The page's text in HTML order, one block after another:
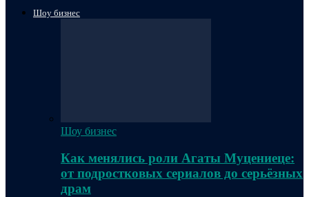
Шоу бизнес
Шоу бизнес
Как менялись роли Агаты Муцениеце:
от подростковых сериалов до серьёзных
драм